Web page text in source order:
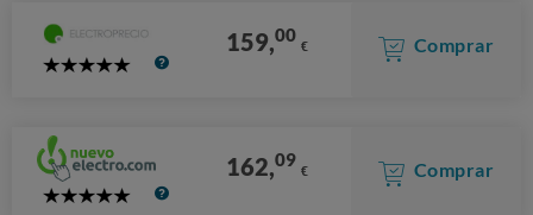
5
159,00 € Comprar
5
162,09 € Comprar